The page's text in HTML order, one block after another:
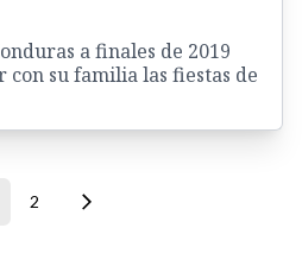
a finales de 2019
su familia las fiestas de
2